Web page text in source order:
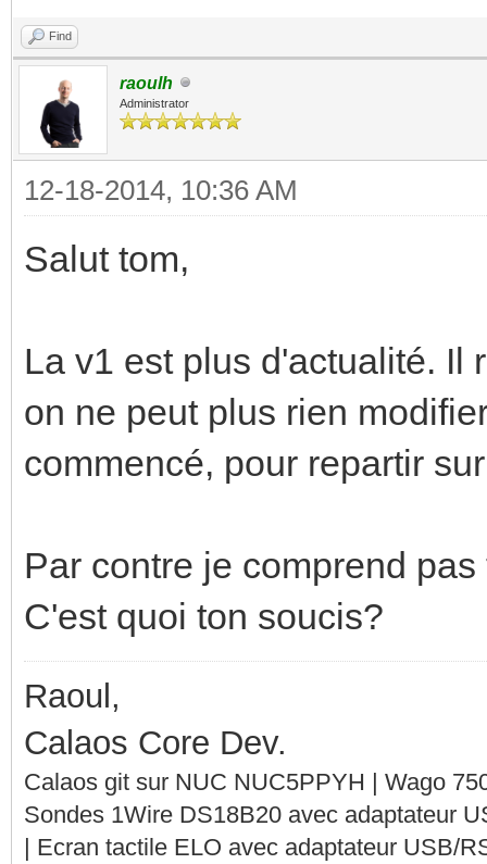
Find
raoulh
Administrator
12-18-2014, 10:36 AM
Salut tom,
La v1 est plus d'actualité. Il
on ne peut plus rien
commencé, pour repartir
Par contre je comprend
C'est quoi ton soucis?
Raoul,
Calaos Core Dev.
Calaos git sur NUC NUC5PPYH | Wago
Sondes 1Wire DS18B20 avec adaptateur
| Ecran tactile ELO avec adaptateur USB/